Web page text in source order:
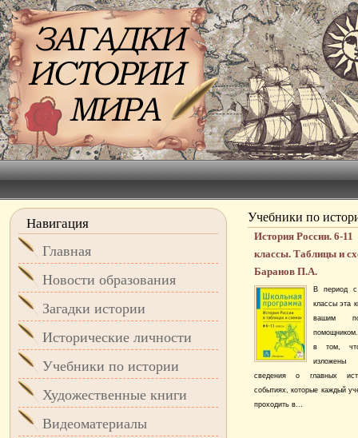
Учебники по
История России. 6-11
классы. Таблицы и
Баранов П.А.
В период
классы эта
вашим
в том,
изложены
сведения о главных
событиях, которые каждый
проходить в...
Навигация
Главная
Новости образования
Загадки истории
Исторические личности
Учебники по истории
Художественные книги
Видеоматериалы